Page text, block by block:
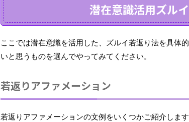
潜在意識活用ズル
ここでは潜在意識を活用した、ズルイ若返り法を具体
いと思うものを選んでやってみてください。
若返りアファメーション
若返りアファメーションの文例をいくつかご紹介しま